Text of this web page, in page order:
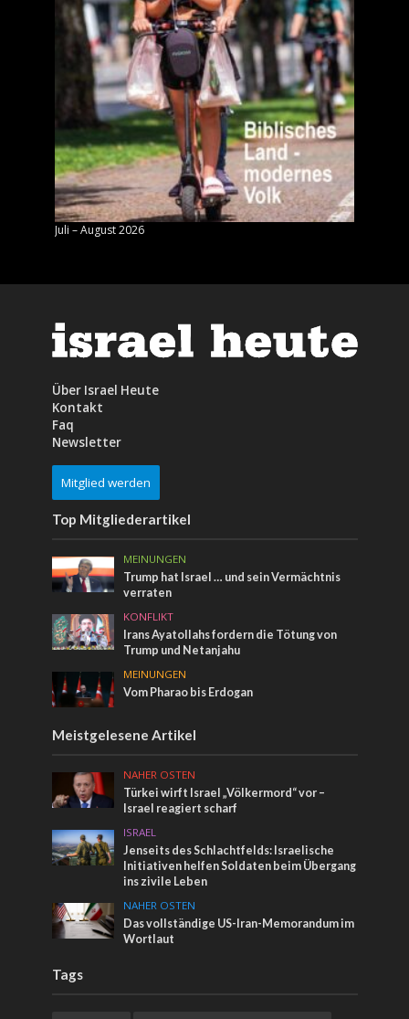
Juli – August 2026
Über Israel Heute
Kontakt
Faq
Newsletter
Mitglied werden
Top Mitgliederartikel
MEINUNGEN
Trump hat Israel … und sein Vermächtnis
verraten
KONFLIKT
Irans Ayatollahs fordern die Tötung von
Trump und Netanjahu
MEINUNGEN
Vom Pharao bis Erdogan
Meistgelesene Artikel
NAHER OSTEN
Türkei wirft Israel „Völkermord“ vor –
Israel reagiert scharf
ISRAEL
Jenseits des Schlachtfelds: Israelische
Initiativen helfen Soldaten beim Übergang
ins zivile Leben
NAHER OSTEN
Das vollständige US-Iran-Memorandum im
Wortlaut
Tags